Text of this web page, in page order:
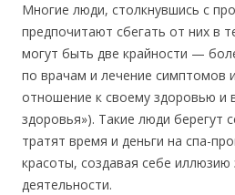
Многие люди, столкнувшись с
предпочитают сбегать от них в
могут быть две крайности —
по врачам и лечение симптомов
отношение к своему здоровью и
здоровья»). Такие люди берегут
тратят время и деньги на спа-
красоты, создавая себе иллюзию
деятельности.